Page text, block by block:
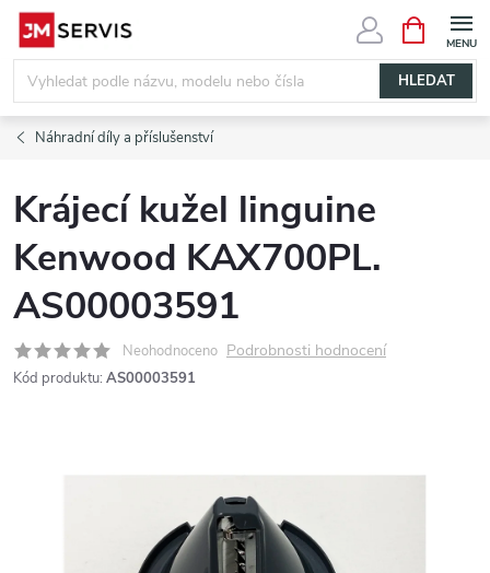
Přejít
obsah
HLEDAT
NÁKUPNÍ
KOŠÍK
Náhradní díly a příslušenství
Krájecí kužel linguine
Kenwood KAX700PL.
AS00003591
Neohodnoceno Podrobnosti hodnocení
Kód produktu: AS00003591